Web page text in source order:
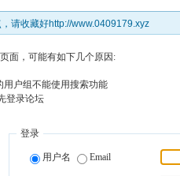
请收藏好http://www.0409179.xyz
面，可能有如下几个原因:
用户组不能使用搜索功能
登录论坛
登录
用户名 Email